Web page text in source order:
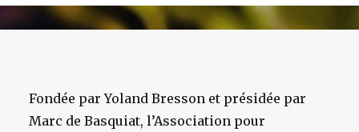
Fondée par Yoland Bresson et présidée par
Marc de Basquiat, l’Association pour